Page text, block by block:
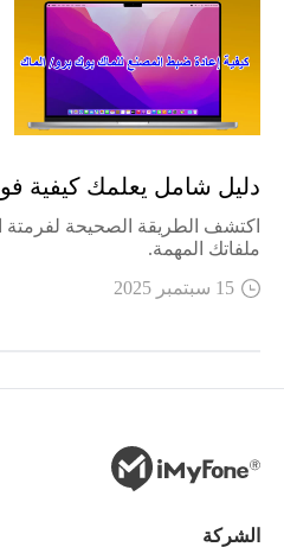
حل مشاكل Windows
تغيير الصوت
عرض شاشة
نصائح Android
دليل شامل يعلمك كيفية
اكتشف الطريقة الصحيحة
ملفاتك المهمة.
15 سبتمبر 2025
الشركة